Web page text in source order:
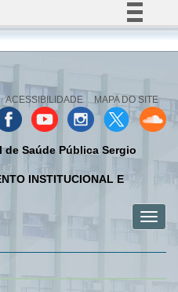
Simplifique!
Participe
Acesso à informação
Legislação
Canais
ACESSIBILIDADE MAPA DO SITE
de Saúde Pública Sergio
INSTITUCIONAL E
menu
menu
menu